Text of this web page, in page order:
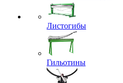
Листогибы
Гильотины